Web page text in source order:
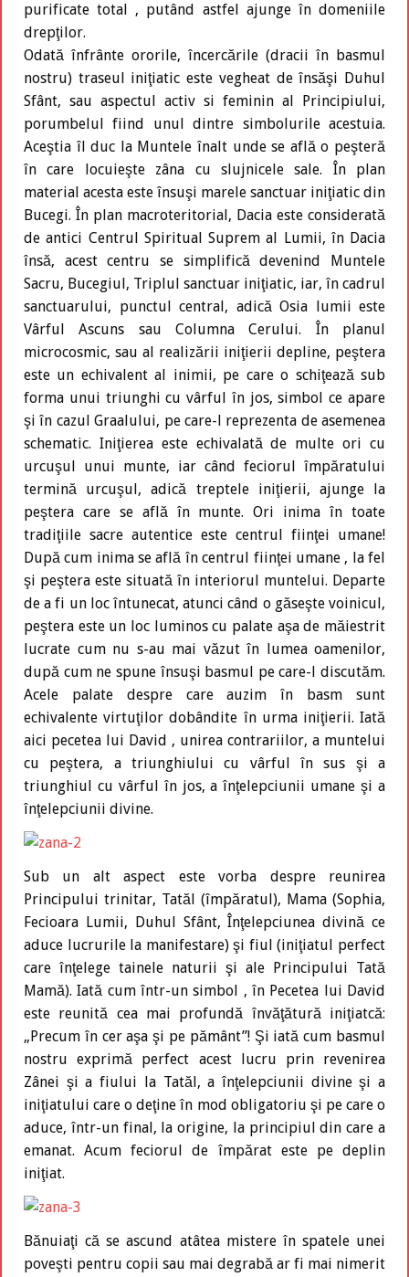
purificate total , putând astfel ajunge în domeniile
drepţilor.
Odată înfrânte ororile, încercările (dracii în basmul
nostru) traseul iniţiatic este vegheat de însăşi Duhul
Sfânt, sau aspectul activ si feminin al Principiului,
porumbelul fiind unul dintre simbolurile acestuia.
Aceştia îl duc la Muntele înalt unde se află o peşteră
în care locuieşte zâna cu slujnicele sale. În plan
material acesta este însuşi marele sanctuar iniţiatic din
Bucegi. În plan macroteritorial, Dacia este considerată
de antici Centrul Spiritual Suprem al Lumii, în Dacia
însă, acest centru se simplifică devenind Muntele
Sacru, Bucegiul, Triplul sanctuar iniţiatic, iar, în cadrul
sanctuarului, punctul central, adică Osia lumii este
Vârful Ascuns sau Columna Cerului. În planul
microcosmic, sau al realizării iniţierii depline, peştera
este un echivalent al inimii, pe care o schiţează sub
forma unui triunghi cu vârful în jos, simbol ce apare
şi în cazul Graalului, pe care-l reprezenta de asemenea
schematic. Iniţierea este echivalată de multe ori cu
urcuşul unui munte, iar când feciorul împăratului
termină urcuşul, adică treptele iniţierii, ajunge la
peştera care se află în munte. Ori inima în toate
tradiţiile sacre autentice este centrul fiinţei umane!
După cum inima se află în centrul fiinţei umane , la fel
şi peştera este situată în interiorul muntelui. Departe
de a fi un loc întunecat, atunci când o găseşte voinicul,
peştera este un loc luminos cu palate aşa de măiestrit
lucrate cum nu s-au mai văzut în lumea oamenilor,
după cum ne spune însuşi basmul pe care-l discutăm.
Acele palate despre care auzim în basm sunt
echivalente virtuţilor dobândite în urma iniţierii. Iată
aici pecetea lui David , unirea contrariilor, a muntelui
cu peştera, a triunghiului cu vârful în sus şi a
triunghiul cu vârful în jos, a înţelepciunii umane şi a
înţelepciunii divine.
Sub un alt aspect este vorba despre reunirea
Principului trinitar, Tatăl (împăratul), Mama (Sophia,
Fecioara Lumii, Duhul Sfânt, Înţelepciunea divină ce
aduce lucrurile la manifestare) şi fiul (iniţiatul perfect
care înţelege tainele naturii şi ale Principului Tată
Mamă). Iată cum într-un simbol , în Pecetea lui David
este reunită cea mai profundă învăţătură iniţiatcă:
„Precum în cer aşa şi pe pământ”! Şi iată cum basmul
nostru exprimă perfect acest lucru prin revenirea
Zânei şi a fiului la Tatăl, a înţelepciunii divine şi a
iniţiatului care o deţine în mod obligatoriu şi pe care o
aduce, într-un final, la origine, la principiul din care a
emanat. Acum feciorul de împărat este pe deplin
iniţiat.
Bănuiaţi că se ascund atâtea mistere în spatele unei
poveşti pentru copii sau mai degrabă ar fi mai nimerit